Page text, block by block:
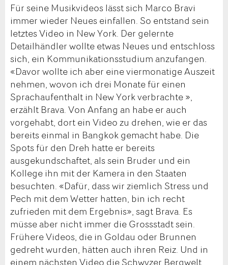
Für seine Musikvideos lässt sich Marco Bravi
immer wieder Neues einfallen. So entstand sein
letztes Video in New York. Der gelernte
Detailhändler wollte etwas Neues und entschloss
sich, ein Kommunikationsstudium anzufangen.
«Davor wollte ich aber eine viermonatige Auszeit
nehmen, wovon ich drei Monate für einen
Sprachaufenthalt in New York verbrachte »,
erzählt Brava. Von Anfang an habe er auch
vorgehabt, dort ein Video zu drehen, wie er das
bereits einmal in Bangkok gemacht habe. Die
Spots für den Dreh hatte er bereits
ausgekundschaftet, als sein Bruder und ein
Kollege ihn mit der Kamera in den Staaten
besuchten. «Dafür, dass wir ziemlich Stress und
Pech mit dem Wetter hatten, bin ich recht
zufrieden mit dem Ergebnis», sagt Brava. Es
müsse aber nicht immer die Grossstadt sein.
Frühere Videos, die in Goldau oder Brunnen
gedreht wurden, hätten auch ihren Reiz. Und in
einem nächsten Video die Schwyzer Bergwelt